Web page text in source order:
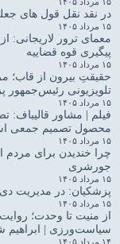
در نقد نقل قول های
۱۵ مرداد ۱۴۰۵
معمای ترور لاریجانی:
پیگیری قوه قضاییه
۱۵ مرداد ۱۴۰۵
حقیقتِ بیرون از قاب؛
تلویزیونی رئیس‌جمهور
۱۵ مرداد ۱۴۰۵
فیلم | مشاور
محصول تصمیم جمعی
۱۵ مرداد ۱۴۰۵
چرا خندیدن برای
جورشری
۱۵ مرداد ۱۴۰۵
پزشکیان: در مدیریت دی ۱۴۰۴ آمادگی لازم نبود
۱۵ مرداد ۱۴۰۵
از منیت تا وحدت؛
سیاست‌ورزی | ابراهیم
۱۴ مرداد ۱۴۰۵